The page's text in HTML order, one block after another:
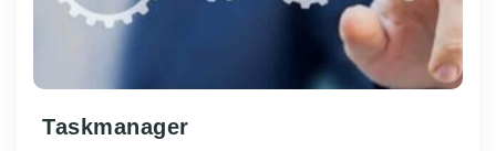
Taskmanager